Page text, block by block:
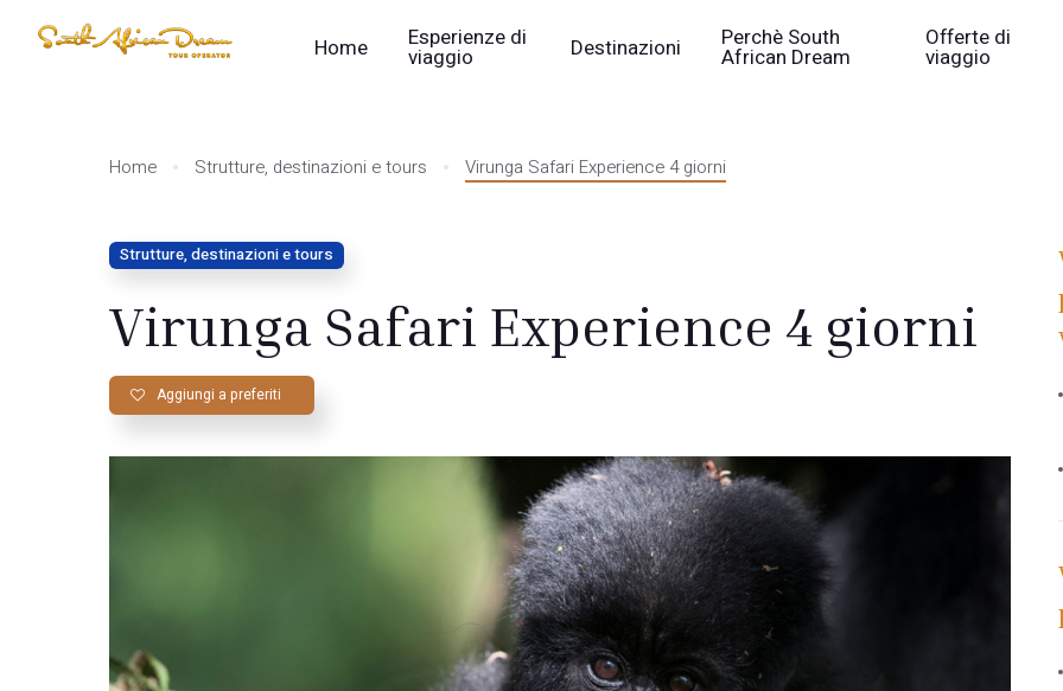
Home Esperienze di
viaggio Destinazioni Perchè South
African Dream
Offerte di
viaggio
Home Strutture, destinazioni e tours Virunga Safari Experience 4 giorni
Strutture, destinazioni e tours
Virunga Safari Experience 4 giorni
Aggiungi a preferiti